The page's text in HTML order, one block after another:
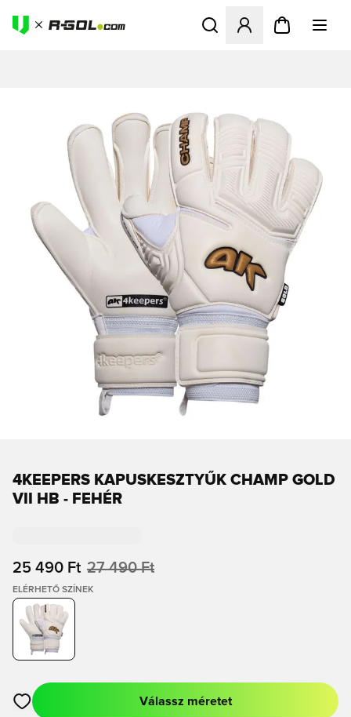
Megnyit egy modált a
4KEEPERS KAPUSKESZTYŰK CHAMP GOLD
VII HB - FEHÉR
25 490 Ft 27 490 Ft
ELÉRHETŐ SZÍNEK
Megnyit egy modált a bejelentkezéshez vagy a tagként való
Válassz méretet